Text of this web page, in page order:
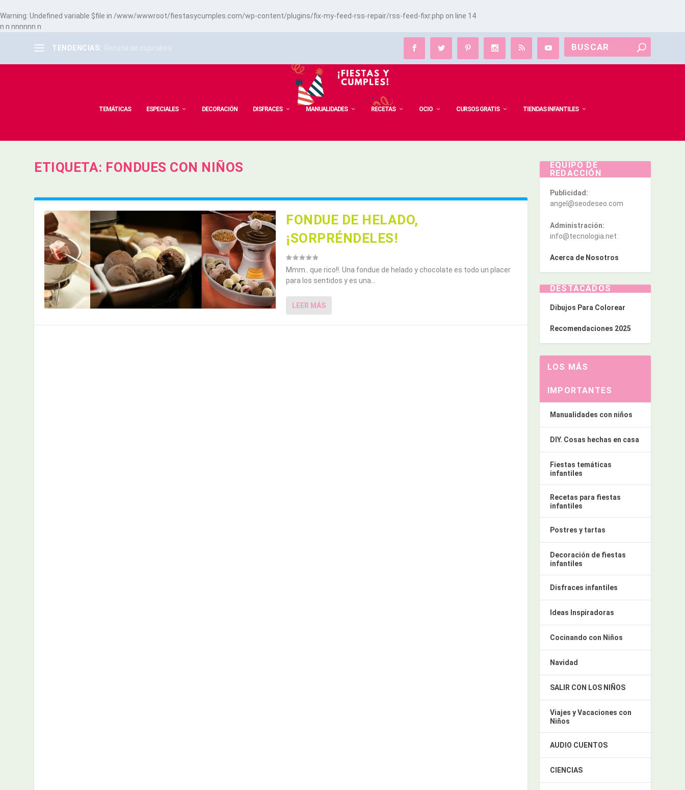
Warning: Undefined variable $file in /www/wwwroot/fiestasycumples.com/wp-content/plugins/fix-my-feed-rss-repair/rss-feed-fixr.php on line 14
n n nnnnnn n
TENDENCIAS: Receta de cupcakes
TEMÁTICAS ESPECIALES DECORACIÓN DISFRACES MANUALIDADES RECETAS OCIO CURSOS GRATIS TIENDAS INFANTILES
ETIQUETA: FONDUES CON NIÑOS
FONDUE DE HELADO,
¡SORPRÉNDELES!
Mmm.. que rico!!. Una fondue de helado y chocolate es todo un placer
para los sentidos y es una...
LEER MÁS
EQUIPO DE
REDACCIÓN
Publicidad:
angel@seodeseo.com
Administración:
info@tecnologia.net
Acerca de Nosotros
DESTACADOS
Dibujos Para Colorear
Recomendaciones 2025
LOS MÁS
IMPORTANTES
Manualidades con niños
DIY. Cosas hechas en casa
Fiestas temáticas
infantiles
Recetas para fiestas
infantiles
Postres y tartas
Decoración de fiestas
infantiles
Disfraces infantiles
Ideas Inspiradoras
Cocinando con Niños
Navidad
SALIR CON LOS NIÑOS
Viajes y Vacaciones con
Niños
AUDIO CUENTOS
CIENCIAS